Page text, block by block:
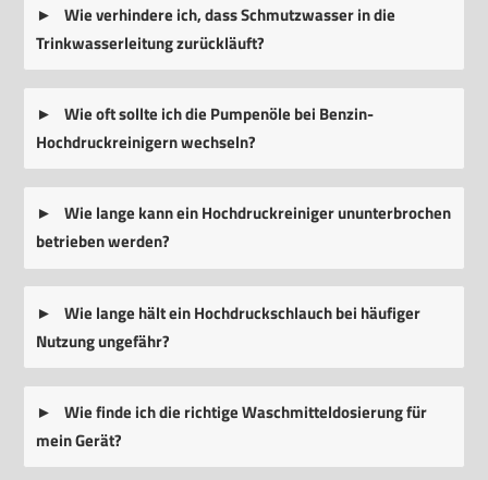
Wie verhindere ich, dass Schmutzwasser in die
Trinkwasserleitung zurückläuft?
Wie oft sollte ich die Pumpenöle bei Benzin-
Hochdruckreinigern wechseln?
Wie lange kann ein Hochdruckreiniger ununterbrochen
betrieben werden?
Wie lange hält ein Hochdruckschlauch bei häufiger
Nutzung ungefähr?
Wie finde ich die richtige Waschmitteldosierung für
mein Gerät?